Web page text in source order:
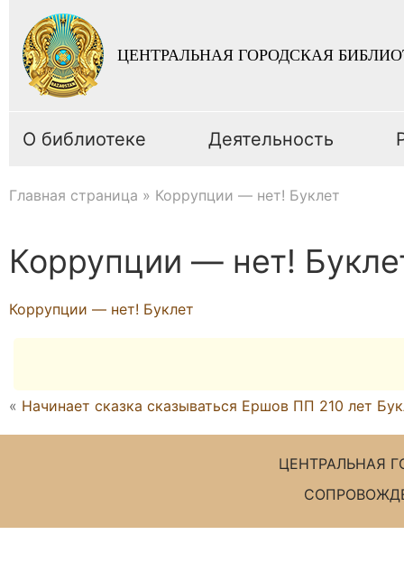
ЦЕНТРАЛЬНАЯ ГОРОДСКАЯ
О библиотеке Деятельность
Главная страница » Коррупции — нет! Буклет
Коррупции — нет!
Коррупции — нет! Буклет
« Начинает сказка сказываться Ершов ПП 210 лет
ЦЕНТРАЛЬНАЯ